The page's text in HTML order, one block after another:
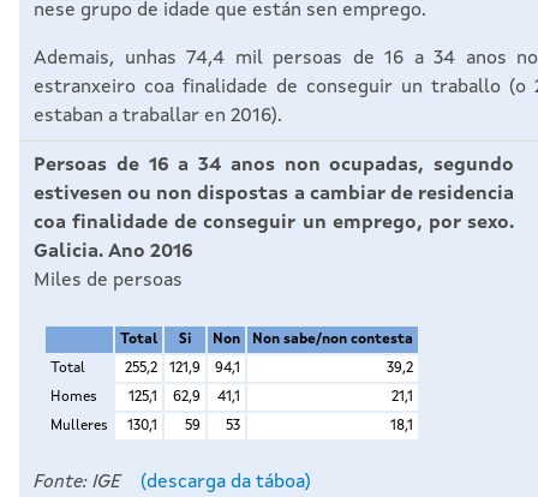
nese grupo de idade que están sen emprego.
Ademais, unhas 74,4 mil persoas de 16 a 34 anos
estranxeiro coa finalidade de conseguir un traballo (o
estaban a traballar en 2016).
Persoas de 16 a 34 anos non ocupadas, segundo
estivesen ou non dispostas a cambiar de residencia
coa finalidade de conseguir un emprego, por sexo.
Galicia. Ano 2016
Miles de persoas
Fonte: IGE (descarga da táboa)